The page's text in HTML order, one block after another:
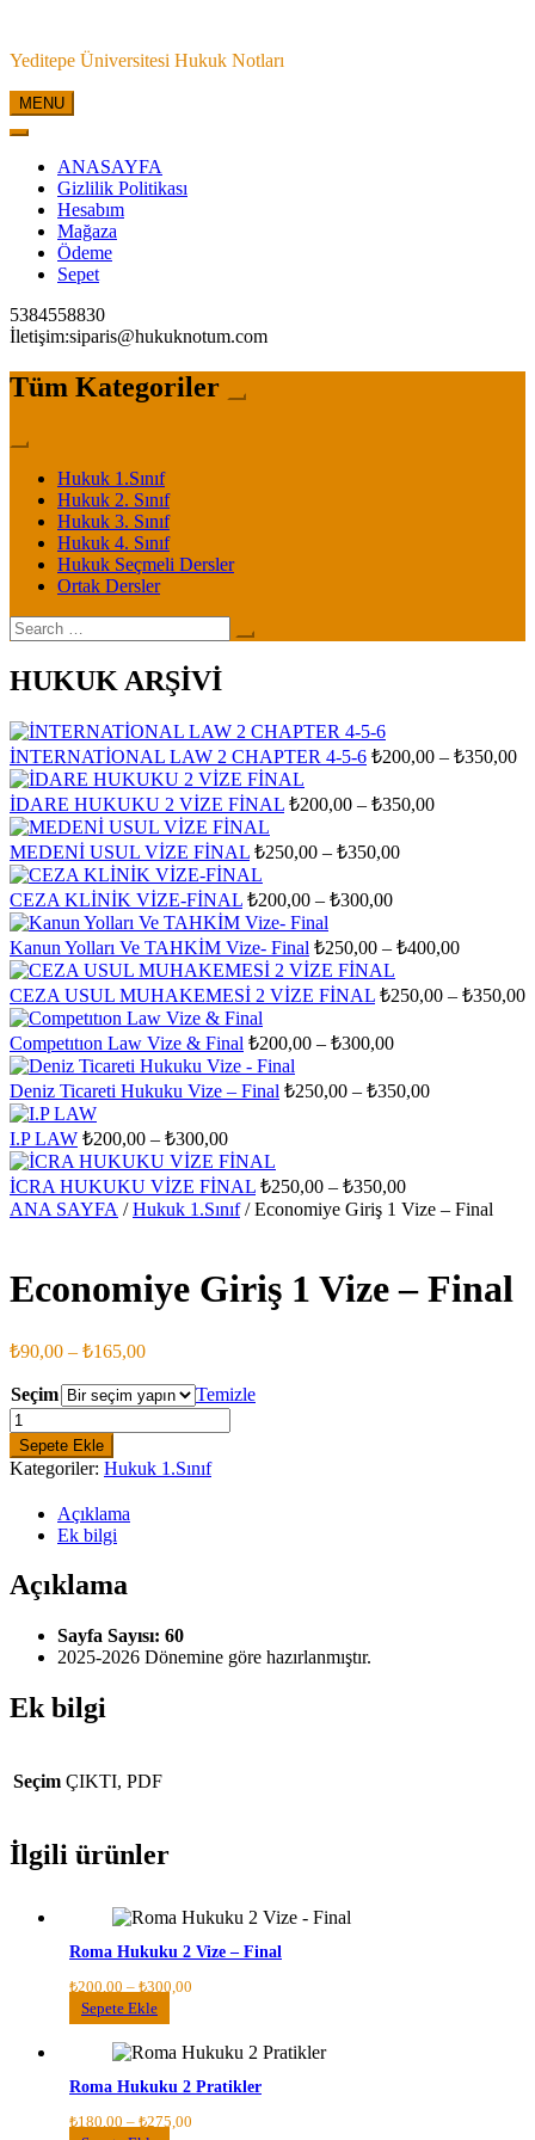
content
Yeditepe Üniversitesi Hukuk Notları
MENU
ANASAYFA
Gizlilik Politikası
Hesabım
Mağaza
Ödeme
Sepet
5384558830
İletişim:siparis@hukuknotum.com
Tüm Kategoriler
Hukuk 1.Sınıf
Hukuk 2. Sınıf
Hukuk 3. Sınıf
Hukuk 4. Sınıf
Hukuk Seçmeli Dersler
Ortak Dersler
Search
for:
HUKUK ARŞİVİ
İNTERNATİONAL LAW 2 CHAPTER 4-5-6 ₺200,00 – ₺350,00
İDARE HUKUKU 2 VİZE FİNAL ₺200,00 – ₺350,00Fiyat
MEDENİ USUL VİZE FİNAL ₺250,00 – ₺350,00Fiyat
₺350,00
CEZA KLİNİK VİZE-FİNAL ₺200,00 – ₺300,00Fiyat
₺200,00
₺300,00
Kanun Yolları Ve TAHKİM Vize- Final ₺250,00 – ₺400,00Fiyat
₺250,00
CEZA USUL MUHAKEMESİ 2 VİZE FİNAL ₺250,00 – ₺350,00
Competıtıon Law Vize & Final ₺200,00 – ₺300,00Fiyat
₺200,00
Deniz Ticareti Hukuku Vize – Final ₺250,00 – ₺350,00Fiyat
I.P LAW ₺200,00 – ₺300,00Fiyat
aralığı:
₺200,00
-
İCRA HUKUKU VİZE FİNAL ₺250,00 – ₺350,00Fiyat
aralığı:
₺350,00
ANA SAYFA /Hukuk 1.Sınıf/ Economiye Giriş 1 Vize – Final
Economiye Giriş 1 Vize – Final
₺90,00 – ₺165,00Fiyat
₺90,00
-
Seçim
Temizle
Economiye
Giriş
1
Vize
Final
adet
Sepete Ekle
Kategoriler: Hukuk 1.Sınıf
Açıklama
Ek bilgi
Açıklama
Sayfa Sayısı: 60
2025-2026 Dönemine göre hazırlanmıştır.
Ek bilgi
Seçim ÇIKTI, PDF
İlgili ürünler
Roma Hukuku 2 Vize – Final
₺200,00 – ₺300,00
-
₺300,00
Sepete Ekle
ürünün
birden
varyasyonu
var.
Seçenekler
Roma Hukuku 2 Pratikler
₺180,00 – ₺275,00